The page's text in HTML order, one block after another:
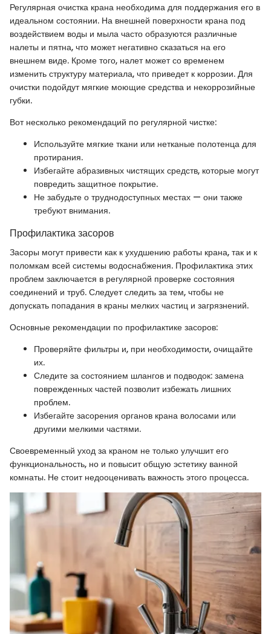
Регулярная очистка крана необходима для поддержания его в
идеальном состоянии. На внешней поверхности крана под
воздействием воды и мыла часто образуются различные
налеты и пятна, что может негативно сказаться на его
внешнем виде. Кроме того, налет может со временем
изменить структуру материала, что приведет к коррозии. Для
очистки подойдут мягкие моющие средства и некоррозийные
губки.
Вот несколько рекомендаций по регулярной чистке:
Используйте мягкие ткани или нетканые полотенца для
протирания.
Избегайте абразивных чистящих средств, которые могут
повредить защитное покрытие.
Не забудьте о труднодоступных местах — они также
требуют внимания.
Профилактика засоров
Засоры могут привести как к ухудшению работы крана, так и к
поломкам всей системы водоснабжения. Профилактика этих
проблем заключается в регулярной проверке состояния
соединений и труб. Следует следить за тем, чтобы не
допускать попадания в краны мелких частиц и загрязнений.
Основные рекомендации по профилактике засоров:
Проверяйте фильтры и, при необходимости, очищайте
их.
Следите за состоянием шлангов и подводок: замена
поврежденных частей позволит избежать лишних
проблем.
Избегайте засорения органов крана волосами или
другими мелкими частями.
Своевременный уход за краном не только улучшит его
функциональность, но и повысит общую эстетику ванной
комнаты. Не стоит недооценивать важность этого процесса.